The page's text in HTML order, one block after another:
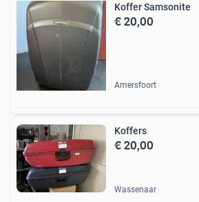
Koffer Samsonite
€ 20,00
Amersfoort
Koffers
€ 20,00
Wassenaar